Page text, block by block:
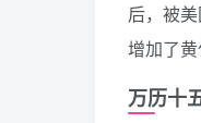
后，被
增加了
万历十